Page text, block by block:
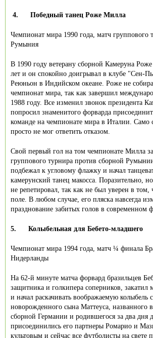
4. Победный танец Роже Милла
Чемпионат мира 1990 года, матч
Румыния
В 1990 году ветерану сборной Камеруна
лет и он спокойно доигрывал в клубе "Сен-
Реюньон в Индийском океане. Роже не
чемпионат мира, так как завершил
1988 году. Все изменил звонок президента
попросил знаменитого форварда
команде на чемпионате мира в Италии.
просто не мог ответить отказом.
Свой первый гол на том чемпионате Милла
группового турнира против сборной
подбежал к угловому флажку и начал
камерунский танец макосса. Поразительно,
не репетировал, так как не был уверен в том,
поле. В любом случае, его пляска навсегда
празднование забитых голов в современном
5. Колыбельная для Бебето-младшего
Чемпионат мира 1994 года, матч ¼ финала
Нидерланды
На 62-й минуте матча форвард бразильцев
защитника и голкипера соперников, закатил
и начал раскачивать воображаемую колыбель
новорожденного сына Маттеуса, названного
сборной Германии и родившегося за два дня
присоединились его партнеры Ромарио и
культовым и сейчас все футболисты на свете